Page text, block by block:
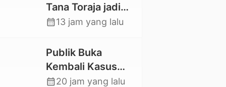
Tana Toraja jadi
Percontohan
Sejahtera oleh
Kemensos
calendar_month13 jam yang lalu
Publik Buka
Kembali Kasus
Hilangnya Stoner,
calendar_month20 jam yang lalu